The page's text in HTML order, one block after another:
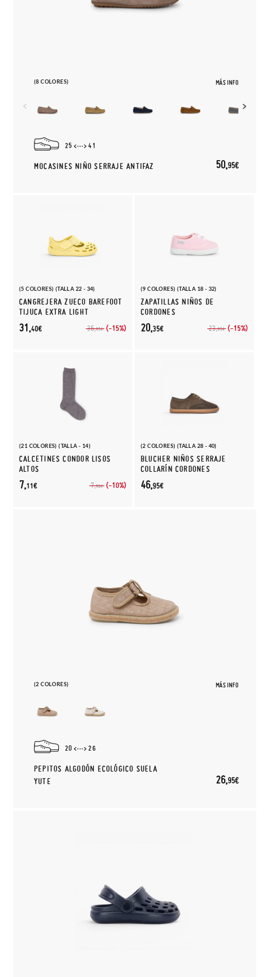
(8 COLORES) MÁS INFO
25 41
MOCASINES NIÑO SERRAJE ANTIFAZ 50,95€
(5 COLORES) (TALLA 22 - 34)
CANGREJERA ZUECO BAREFOOT
TIJUCA EXTRA LIGHT
36,95€ (-15%)
31,40€
(9 COLORES) (TALLA 18 - 32)
ZAPATILLAS NIÑOS DE
CORDONES
23,95€ (-15%)
20,35€
(21 COLORES) (TALLA - 14)
CALCETINES CONDOR LISOS
ALTOS
7,90€ (-10%)
7,11€
(2 COLORES) (TALLA 28 - 40)
BLUCHER NIÑOS SERRAJE
COLLARÍN CORDONES
46,95€
(2 COLORES) MÁS INFO
20 26
PEPITOS ALGODÓN ECOLÓGICO SUELA
YUTE
26,95€